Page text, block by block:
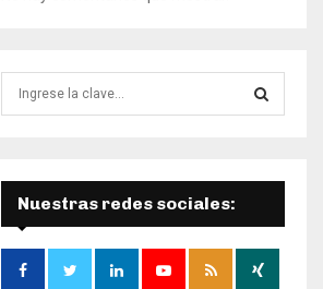
Ú
S
Q
Nuestras redes sociales: